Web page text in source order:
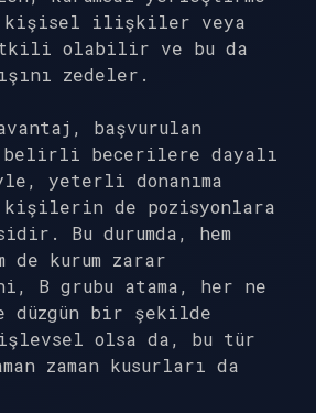
kişisel ilişkiler veya
olabilir ve bu da
zedeler.
başvurulan
belirli becerilere dayalı
yeterli donanıma
kişilerin de pozisyonlara
Bu durumda, hem
de kurum zarar
B grubu atama, her ne
düzgün bir şekilde
işlevsel olsa da, bu tür
zaman kusurları da